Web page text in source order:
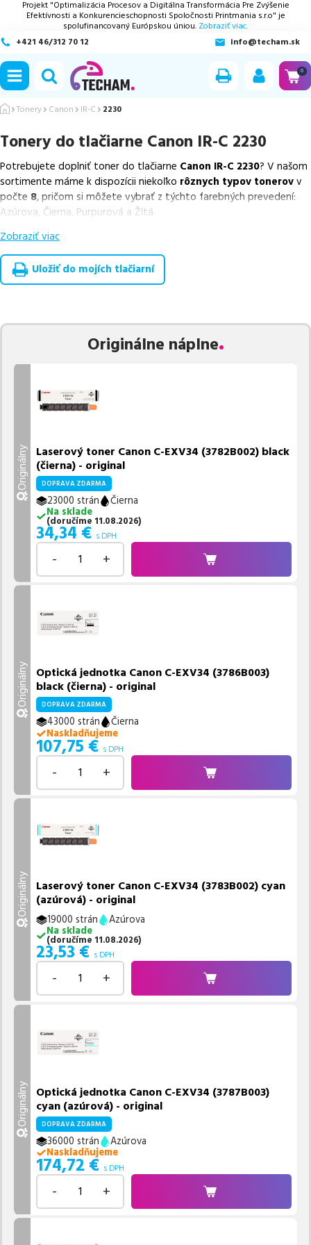
Projekt "Optimalizácia Procesov a Digitálna Transformácia Pre Zvýšenie
Efektívnosti a Konkurencieschopnosti Spoločnosti Printmania s.r.o" je
spolufinancovaný Európskou úniou. Zobraziť viac.
+421 46/312 70 12
info@techam.sk
0
Tonery Canon IR-C 2230
Tonery do tlačiarne Canon IR-C 2230
Potrebujete doplniť toner do tlačiarne Canon IR-C 2230? V našom
sortimente máme k dispozícii niekoľko rôznych typov tonerovv
počte 8, pričom si môžete vybrať z týchto farebných prevedení:
Azúrova, Čierna, Purpurová a Žltá.
Z uvedeného množstva dostupných náplní
náplnev počte8ks.
Celá táto certifikovaná ponuka, spĺňajúca normy ISO 9001 a 14001,
Vieme, že pri nákupe zohráva dôležitú úlohu aj dostupnosť. Preto
pravidelne naskladňovať produkty, aby boli ihneď k
dispozícii na odoslanie.
Ak si pri výbere nie ste istí, ktoré riešenie je pre vaše potreby
sme vám pomohli vybrať to najlepšie riešenie.
Zobraziť viac
Uložiť do mojích tlačiarní
Originálne náplne
Originálny Laserový toner Canon C-EXV34 (3782B002) black
(čierna) - original
DOPRAVA ZDARMA
23000 strán
Čierna
Na sklade
(doručíme 11.08.2026)
34,34 € s DPH
- +
Originálny Optická jednotka Canon C-EXV34 (3786B003)
black (čierna) - original
DOPRAVA ZDARMA
43000 strán
Čierna
Naskladňujeme
107,75 € s DPH
- +
Originálny Laserový toner Canon C-EXV34 (3783B002) cyan
(azúrová) - original
19000 strán
Azúrova
Na sklade
(doručíme 11.08.2026)
23,53 € s DPH
- +
Originálny Optická jednotka Canon C-EXV34 (3787B003)
cyan (azúrová) - original
DOPRAVA ZDARMA
36000 strán
Azúrova
Naskladňujeme
174,72 € s DPH
- +